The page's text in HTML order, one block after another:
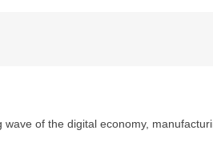
of the digital economy,